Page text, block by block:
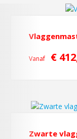
Vanaf €
Zwarte